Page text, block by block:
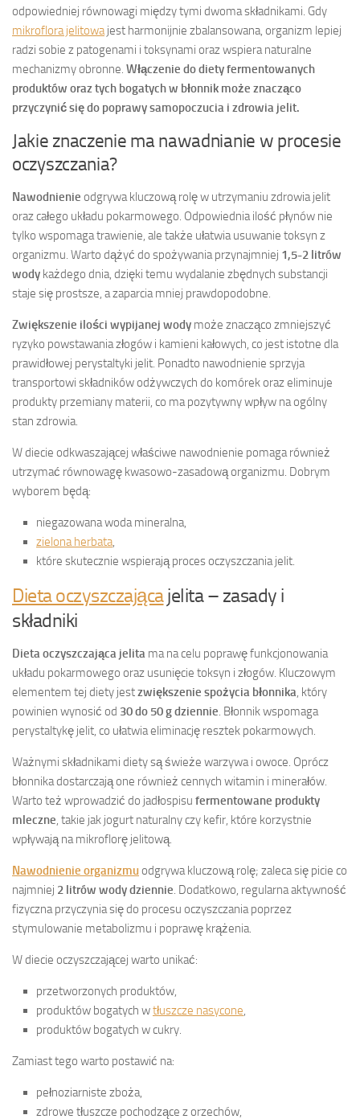
odpowiedniej równowagi między tymi dwoma składnikami. Gdy
mikroflora jelitowajest harmonijnie zbalansowana, organizm lepiej
radzi sobie z patogenami i toksynami oraz wspiera naturalne
mechanizmy obronne. Włączenie do diety fermentowanych
produktów oraz tych bogatych w błonnik może znacząco
przyczynić się do poprawy samopoczucia i zdrowia jelit.
Jakie znaczenie ma nawadnianie w procesie
oczyszczania?
Nawodnienie odgrywa kluczową rolę w utrzymaniu zdrowia jelit
oraz całego układu pokarmowego. Odpowiednia ilość płynów nie
tylko wspomaga trawienie, ale także ułatwia usuwanie toksyn z
organizmu. Warto dążyć do spożywania przynajmniej 1,5-2 litrów
wody każdego dnia, dzięki temu wydalanie zbędnych substancji
staje się prostsze, a zaparcia mniej prawdopodobne.
Zwiększenie ilości wypijanej wody może znacząco zmniejszyć
ryzyko powstawania złogów i kamieni kałowych, co jest istotne dla
prawidłowej perystaltyki jelit. Ponadto nawodnienie sprzyja
transportowi składników odżywczych do komórek oraz eliminuje
produkty przemiany materii, co ma pozytywny wpływ na ogólny
stan zdrowia.
W diecie odkwaszającej właściwe nawodnienie pomaga również
utrzymać równowagę kwasowo-zasadową organizmu. Dobrym
wyborem będą:
niegazowana woda mineralna,
zielona herbata,
które skutecznie wspierają proces oczyszczania jelit.
Dieta oczyszczającajelita – zasady i
składniki
Dieta oczyszczająca jelita ma na celu poprawę funkcjonowania
układu pokarmowego oraz usunięcie toksyn i złogów. Kluczowym
elementem tej diety jestzwiększenie spożycia błonnika, który
powinien wynosić od 30 do 50 g dziennie. Błonnik wspomaga
perystaltykę jelit, co ułatwia eliminację resztek pokarmowych.
Ważnymi składnikami diety są świeże warzywa i owoce. Oprócz
błonnika dostarczają one również cennych witamin i minerałów.
Warto też wprowadzić do jadłospisu fermentowane produkty
mleczne, takie jak jogurt naturalny czy kefir, które korzystnie
wpływają na mikroflorę jelitową.
Nawodnienie organizmuodgrywa kluczową rolę; zaleca się picie co
najmniej 2 litrów wody dziennie. Dodatkowo, regularna aktywność
fizyczna przyczynia się do procesu oczyszczania poprzez
stymulowanie metabolizmu i poprawę krążenia.
W diecie oczyszczającej warto unikać:
przetworzonych produktów,
produktów bogatych wtłuszcze nasycone,
produktów bogatych w cukry.
Zamiast tego warto postawić na:
pełnoziarniste zboża,
zdrowe tłuszcze pochodzące z orzechów,